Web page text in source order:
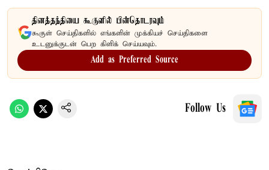
தினத்தந்தியை கூகுளில் பின்தொடரவும்
கூகுள் செய்திகளில் எங்களின் முக்கியச் செய்திகளை
உடனுக்குடன் பெற கிளிக் செய்யவும்.
Add as Preferred Source
Follow Us